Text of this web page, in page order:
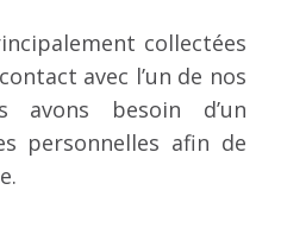
collectées
avec l’un de nos
avons besoin d’un
personnelles afin de